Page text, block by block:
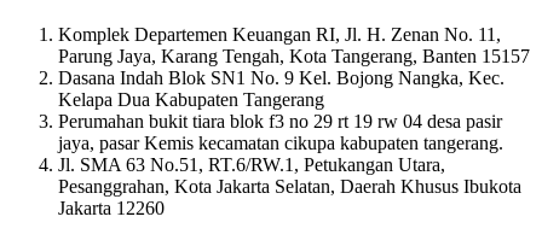
Komplek Departemen Keuangan RI, Jl. H. Zenan No. 11,
Parung Jaya, Karang Tengah, Kota Tangerang, Banten 15157
Dasana Indah Blok SN1 No. 9 Kel. Bojong Nangka, Kec.
Kelapa Dua Kabupaten Tangerang
Perumahan bukit tiara blok f3 no 29 rt 19 rw 04 desa pasir
jaya, pasar Kemis kecamatan cikupa kabupaten tangerang.
Jl. SMA 63 No.51, RT.6/RW.1, Petukangan Utara,
Pesanggrahan, Kota Jakarta Selatan, Daerah Khusus Ibukota
Jakarta 12260